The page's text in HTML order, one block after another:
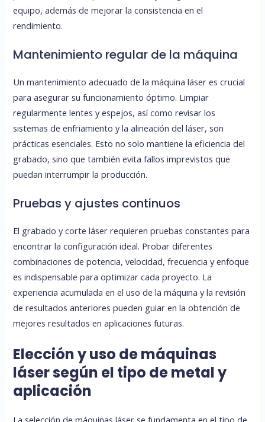
equipo, además de mejorar la consistencia en el
rendimiento.
Mantenimiento regular de la máquina
Un mantenimiento adecuado de la máquina láser es crucial
para asegurar su funcionamiento óptimo. Limpiar
regularmente lentes y espejos, así como revisar los
sistemas de enfriamiento y la alineación del láser, son
prácticas esenciales. Esto no solo mantiene la eficiencia del
grabado, sino que también evita fallos imprevistos que
puedan interrumpir la producción.
Pruebas y ajustes continuos
El grabado y corte láser requieren pruebas constantes para
encontrar la configuración ideal. Probar diferentes
combinaciones de potencia, velocidad, frecuencia y enfoque
es indispensable para optimizar cada proyecto. La
experiencia acumulada en el uso de la máquina y la revisión
de resultados anteriores pueden guiar en la obtención de
mejores resultados en aplicaciones futuras.
Elección y uso de máquinas
láser según el tipo de metal y
aplicación
La selección de máquinas láser se fundamenta en el tipo de